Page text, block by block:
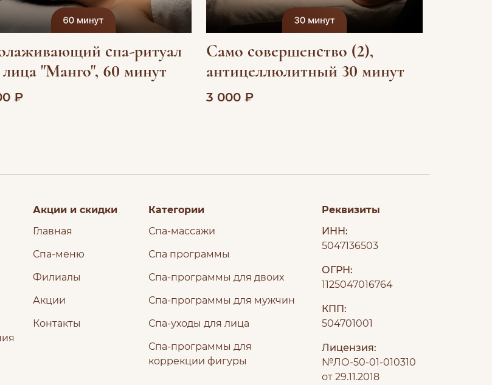
спа-ритуал
лица "Манго", 60 минут
₽
Само совершенство (2),
антицеллюлитный 30 минут
3 000 ₽
Акции и скидки
Главная
Спа-меню
Филиалы
Акции
Контакты
Категории
Спа-массажи
Спа программы
Спа-программы для двоих
Спа-программы для мужчин
Спа-уходы для лица
Спа-программы для
коррекции фигуры
Реквизиты
ИНН:
5047136503
ОГРН:
1125047016764
КПП:
504701001
Лицензия:
№ЛО-50-01-010310
от 29.11.2018